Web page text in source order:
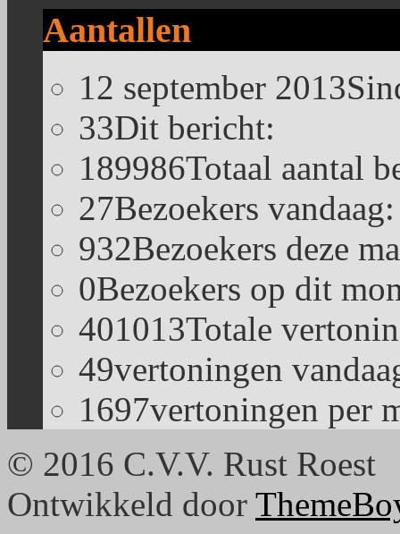
Aantallen
12 september 2013
33Dit bericht:
189986Totaal aantal
27Bezoekers vandaag:
932Bezoekers deze
0Bezoekers op dit
401013Totale
49vertoningen
1697vertoningen per
© 2016 C.V.V. Rust Roest
Ontwikkeld door